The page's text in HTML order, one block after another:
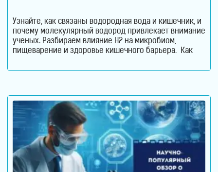
Узнайте, как связаны водородная вода и кишечник, и
почему молекулярный водород привлекает внимание
ученых. Разбираем влияние H2 на микробиом,
пищеварение и здоровье кишечного барьера. Как
Кишечник давно перестал считаться органом,
важнейших систем организма. Именно здесь